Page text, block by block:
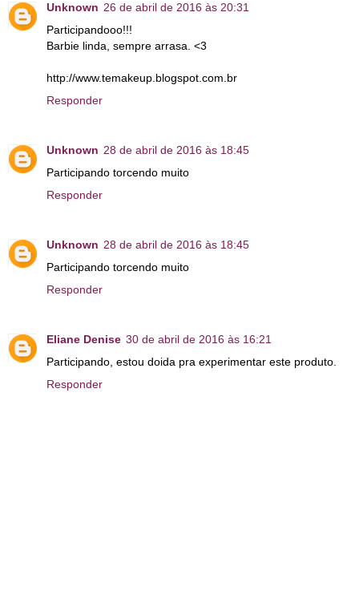
Unknown 26 de abril de 2016 às 20:31
Participandooo!!!
Barbie linda, sempre arrasa. <3
http://www.temakeup.blogspot.com.br
Responder
Unknown 28 de abril de 2016 às 18:45
Participando torcendo muito
Responder
Unknown 28 de abril de 2016 às 18:45
Participando torcendo muito
Responder
Eliane Denise 30 de abril de 2016 às 16:21
Participando, estou doida pra experimentar este produto.
Responder